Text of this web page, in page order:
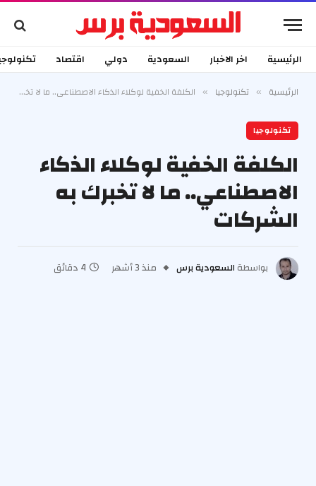
الرئيسية اخر الاخبار السعودية دولي اقتصاد
الرئيسية » تكنولوجيا » الكلفة الخفية لوكلاء الذكاء الاصطناعي.. ما لا تخبرك به الشركات
تكنولوجيا
الكلفة الخفية لوكلاء الذكاء
الاصطناعي.. ما لا تخبرك به
الشركات
بواسطة السعودية برس منذ 3 أشهر 4 دقائق